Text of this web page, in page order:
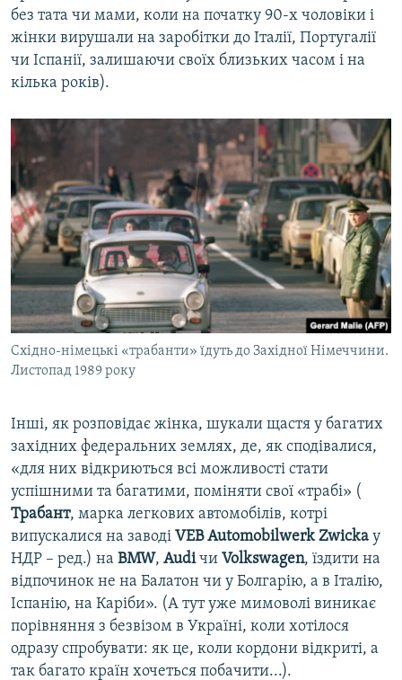
без тата чи мами, коли на початку 90-х чоловіки і
жінки вирушали на заробітки до Італії, Португалії
чи Іспанії, залишаючи своїх близьких часом і на
кілька років).
Східно-німецькі «трабанти» їдуть до Західної Німеччини.
Листопад 1989 року
Інші, як розповідає жінка, шукали щастя у багатих
західних федеральних землях, де, як сподівалися,
«для них відкриються всі можливості стати
успішними та багатими, поміняти свої «трабі» (
Трабант, марка легкових автомобілів, котрі
випускалися на заводі VEB Automobilwerk Zwicka у
НДР – ред.) на BMW, Audiчи Volkswagen, їздити на
відпочинок не на Балатон чи у Болгарію, а в Італію,
Іспанію, на Каріби». (А тут уже мимоволі виникає
порівняння з безвізом в Україні, коли хотілося
одразу спробувати: як це, коли кордони відкриті, а
так багато країн хочеться побачити...).